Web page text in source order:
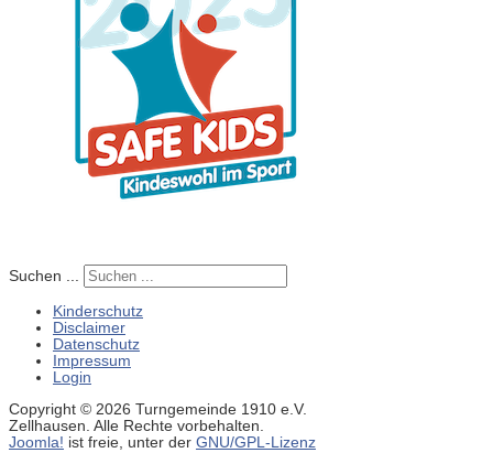
Suchen ...
Kinderschutz
Disclaimer
Datenschutz
Impressum
Login
Copyright © 2026 Turngemeinde 1910 e.V.
Zellhausen. Alle Rechte vorbehalten.
Joomla! ist freie, unter der GNU/GPL-Lizenz